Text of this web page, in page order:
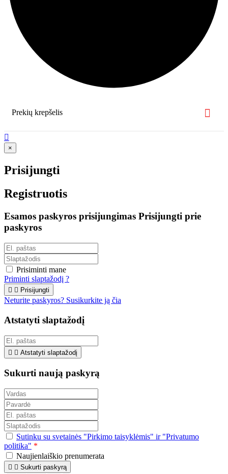
Prekių krepšelis

×
Prisijungti
Registruotis
Esamos paskyros prisijungimas Prisijungti prie
paskyros
Prisiminti mane
Priminti slaptažodį ?
  Prisijungti
Neturite paskyros? Susikurkite ją čia
Atstatyti slaptažodį
  Atstatyti slaptažodį
Sukurti naują paskyrą
Sutinku su svetainės "Pirkimo taisyklėmis" ir "Privatumo
politika" *
Naujienlaiškio prenumerata
  Sukurti paskyrą